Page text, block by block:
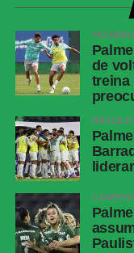
Competição
Local
Data e Horário
Renda
Gols
Cartões Amarelos
de
treina